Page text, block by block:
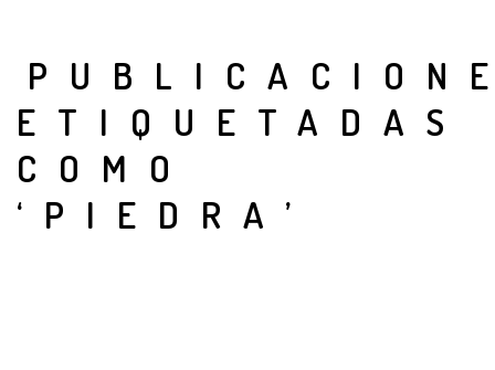
ETIQUETADAS
COMO
‘PIEDRA’